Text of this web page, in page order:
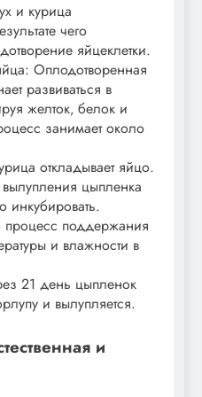
и курица
чего
яйцеклетки.
Оплодотворенная
развиваться в
желток‚ белок и
занимает около
откладывает яйцо.
цыпленка
инкубировать.
поддержания
и влажности в
21 день цыпленок
и вылупляется.
и